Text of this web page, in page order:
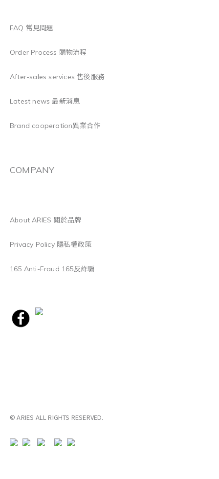
FAQ 常見問題
Order Process 購物流程
After-sales services 售後服務
Latest news 最新消息
Brand cooperation異業合作
COMPANY
About ARIES 關於品牌
Privacy Policy 隱私權政策
165 Anti-Fraud 165反詐騙
© ARIES ALL RIGHTS RESERVED.